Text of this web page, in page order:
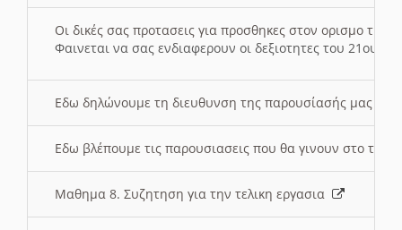
Οι δικές σας προτασεις για προσθηκες στον ορισμο
Φαινεται να σας ενδιαφερουν οι δεξιοτητες του 21ου
Εδω δηλώνουμε τη διευθυνση της παρουσίασής μας
Εδω βλέπουμε τις παρουσιασεις που θα γινουν στο
Μαθημα 8. Συζητηση για την τελικη εργασια